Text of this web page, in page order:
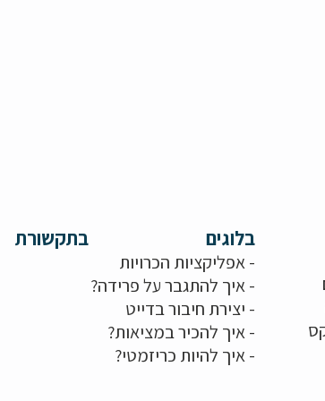
בתקשורת בלוגים
-אפליקציות הכרויות
-איך להתגבר על פרידה?
- יצירת חיבור בדייט
-איך להכיר במציאות?
-איך להיות כריזמטי?